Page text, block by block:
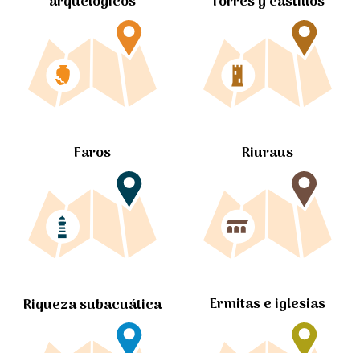
Faros Riuraus
Riqueza subacuática Ermitas e iglesias